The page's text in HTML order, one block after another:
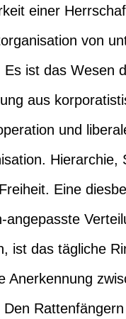
einer
von
Es ist das Wesen
aus
und
Hierarchie,
Eine
angepasste
ist das tägliche
Anerkennung
Den